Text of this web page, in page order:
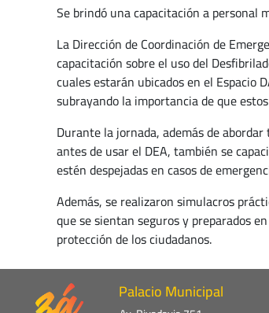
Se brindó una capacitación a personal
La Dirección de Coordinación de
capacitación sobre el uso del
cuales estarán ubicados en el Espacio
subrayando la importancia de que
Durante la jornada, además de
antes de usar el DEA, también se
estén despejadas en casos de
Además, se realizaron simulacros
que se sientan seguros y preparados
protección de los ciudadanos.
Palacio Municipal